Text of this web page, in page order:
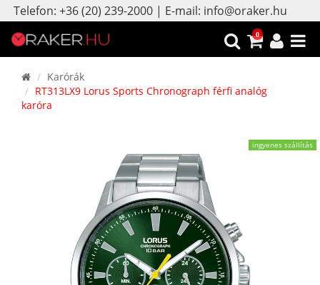
Telefon: +36 (20) 239-2000 | E-mail: info@oraker.hu
0
Karórák
RT313LX9 Lorus Sports Chronograph férfi analóg
karóra
ingyenes szállítás